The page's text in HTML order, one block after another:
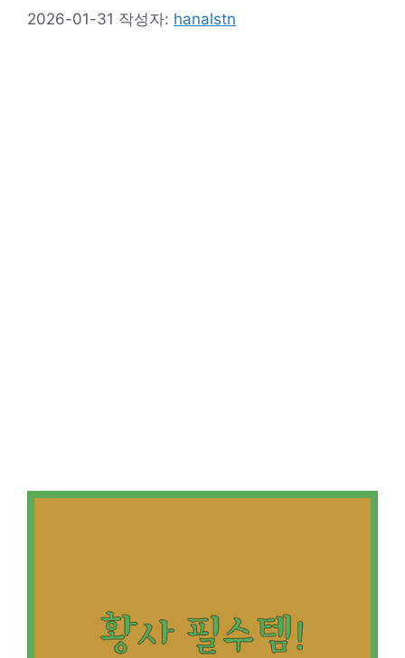
2026-01-31 작성자: hanalstn